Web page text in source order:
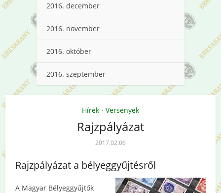
2016. december
2016. november
2016. október
2016. szeptember
Hírek • Versenyek
Rajzpályázat
2017.02.06
Rajzpályázat a bélyeggyűjtésről
A Magyar Bélyeggyűjtők